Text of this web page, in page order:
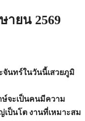
ายน 2569
จันทร์ในวันนี้เสวยภูมิ
ษ์จะเป็นคนมีความ
เป็นโต งานที่เหมาะสม